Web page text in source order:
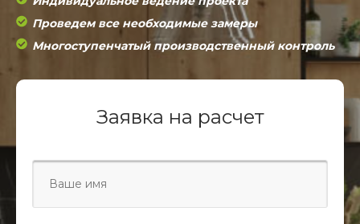
двери, которые отделяют часть комнаты.
Нужно помнить, что гардеробная - это не прихоть, а
стремление навести порядок одежду и обувь и избавиться от
Проведем все необходимые замеры
Многоступенчатый производственный контроль
Заявка на расчет